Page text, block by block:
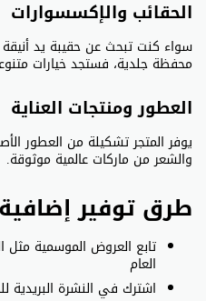
الحقائب والإكسسوارات
سواء كنت تبحث عن حقيبة يد
محفظة جلدية، فستجد خيارات
العطور ومنتجات العناية
يوفر المتجر تشكيلة من العطور
والشعر من ماركات عالمية موثوقة.
طرق توفير
تابع العروض الموسمية مثل
العام
اشترك في النشرة البريدية